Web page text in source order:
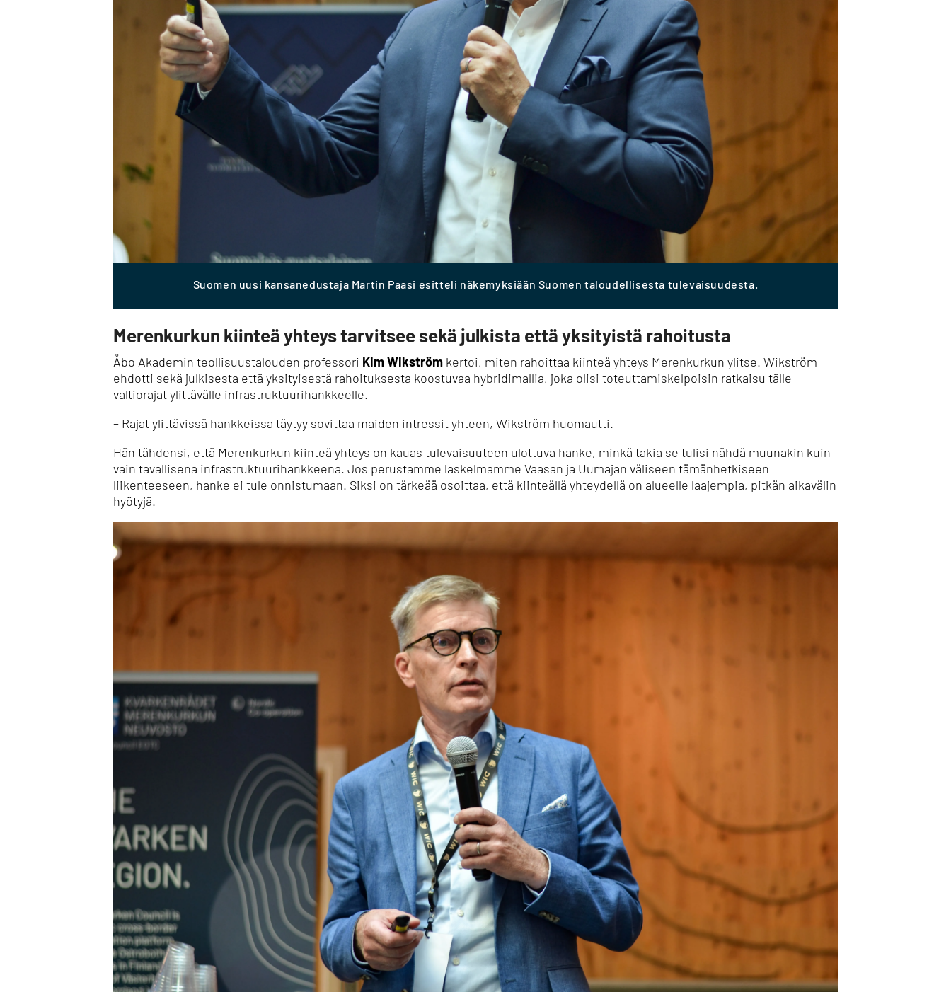
Suomen uusi kansanedustaja Martin Paasi esitteli näkemyksiään Suomen taloudellisesta tulevaisuudesta.
Merenkurkun kiinteä yhteys tarvitsee sekä julkista että yksityistä rahoitusta
Åbo Akademin teollisuustalouden professori Kim Wikström kertoi, miten rahoittaa kiinteä yhteys Merenkurkun ylitse. Wikström
ehdotti sekä julkisesta että yksityisestä rahoituksesta koostuvaa hybridimallia, joka olisi toteuttamiskelpoisin ratkaisu tälle
valtiorajat ylittävälle infrastruktuurihankkeelle.
– Rajat ylittävissä hankkeissa täytyy sovittaa maiden intressit yhteen, Wikström huomautti.
Hän tähdensi, että Merenkurkun kiinteä yhteys on kauas tulevaisuuteen ulottuva hanke, minkä takia se tulisi nähdä muunakin kuin
vain tavallisena infrastruktuurihankkeena. Jos perustamme laskelmamme Vaasan ja Uumajan väliseen tämänhetkiseen
liikenteeseen, hanke ei tule onnistumaan. Siksi on tärkeää osoittaa, että kiinteällä yhteydellä on alueelle laajempia, pitkän aikavälin
hyötyjä.